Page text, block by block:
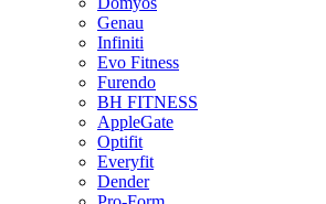
Genau
Infiniti
Evo Fitness
Furendo
BH FITNESS
AppleGate
Optifit
Everyfit
Dender